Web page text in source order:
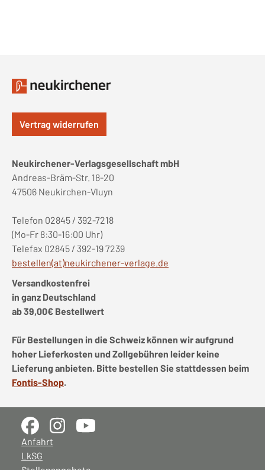
Vertrag widerrufen
Neukirchener-Verlagsgesellschaft mbH
Andreas-Bräm-Str. 18-20
47506 Neukirchen-Vluyn
Telefon 02845 / 392-7218
(Mo-Fr 8:30-16:00 Uhr)
Telefax 02845 / 392-19 7239
bestellen(at)neukirchener-verlage.de
Versandkostenfrei
in ganz Deutschland
ab 39,00€ Bestellwert
Für Bestellungen in die Schweiz können wir aufgrund
hoher Lieferkosten und Zollgebühren leider keine
Lieferung anbieten. Bitte bestellen Sie stattdessen beim
Fontis-Shop.
Anfahrt
LkSG